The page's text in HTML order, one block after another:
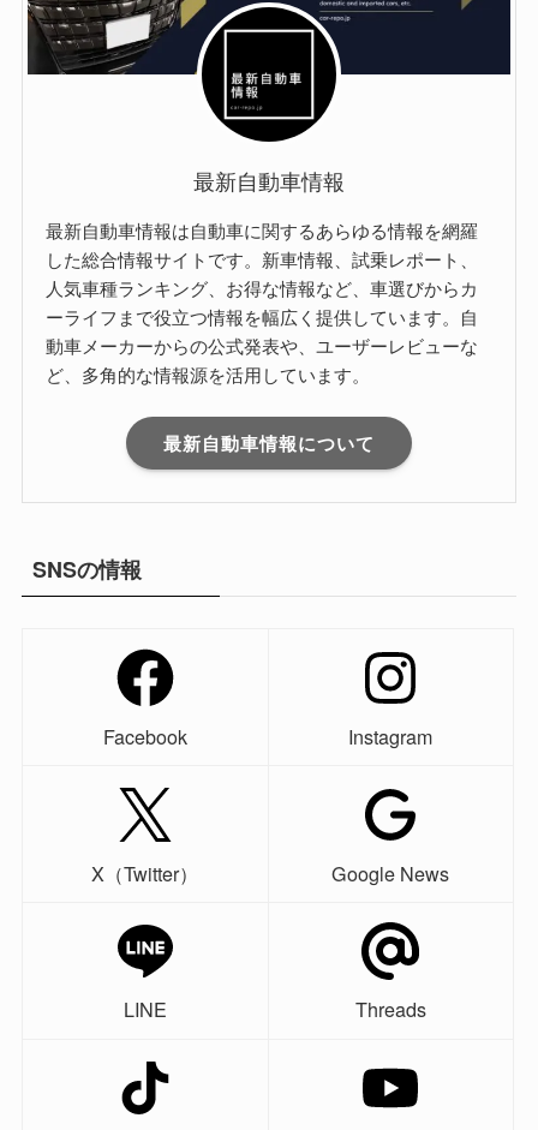
最新自動車情報
最新自動車情報は自動車に関するあらゆる情報を網羅
した総合情報サイトです。新車情報、試乗レポート、
人気車種ランキング、お得な情報など、車選びからカ
ーライフまで役立つ情報を幅広く提供しています。自
動車メーカーからの公式発表や、ユーザーレビューな
ど、多角的な情報源を活用しています。
最新自動車情報について
SNSの情報
Facebook Instagram
X（Twitter） Google News
LINE Threads